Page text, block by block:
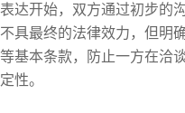
达开始，双方通过初步的
具最终的法律效力，但明
基本条款，防止一方在洽
性。